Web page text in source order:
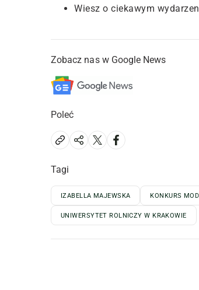
Wiesz o ciekawym
Zobacz nas w Google News
Poleć
Tagi
IZABELLA MAJEWSKA KONKURS
UNIWERSYTET ROLNICZY W KRAKOWIE